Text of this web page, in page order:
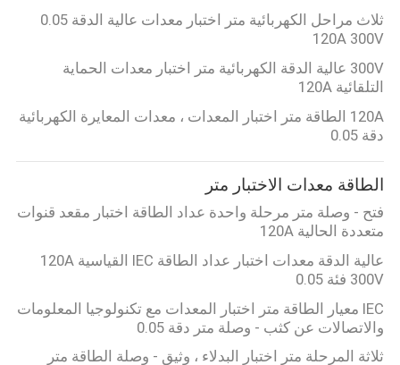
PRIVACY
POLICY
ثلاث مراحل الكهربائية متر اختبار معدات عالية الدقة 0.05
120A 300V
300V عالية الدقة الكهربائية متر اختبار معدات الحماية
التلقائية 120A
120A الطاقة متر اختبار المعدات ، معدات المعايرة الكهربائية
دقة 0.05
الطاقة معدات الاختبار متر
فتح - وصلة متر مرحلة واحدة عداد الطاقة اختبار مقعد قنوات
متعددة الحالية 120A
عالية الدقة معدات اختبار عداد الطاقة IEC القياسية 120A
300V فئة 0.05
IEC معيار الطاقة متر اختبار المعدات مع تكنولوجيا المعلومات
والاتصالات عن كثب - وصلة متر دقة 0.05
ثلاثة المرحلة متر اختبار البدلاء ، وثيق - وصلة الطاقة متر